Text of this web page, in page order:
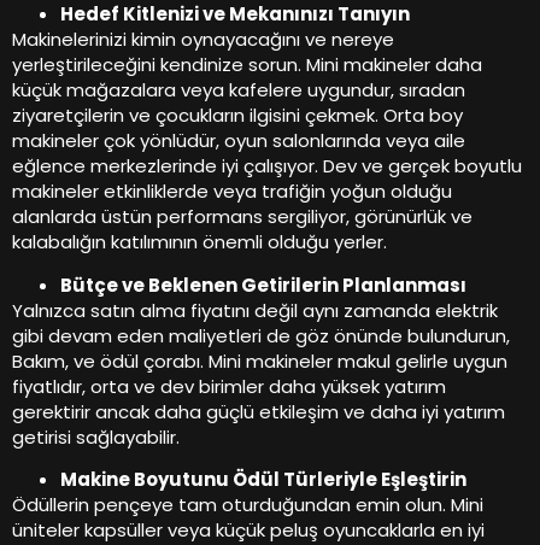
Hedef Kitlenizi ve Mekanınızı Tanıyın
Makinelerinizi kimin oynayacağını ve nereye
yerleştirileceğini kendinize sorun. Mini makineler daha
küçük mağazalara veya kafelere uygundur, sıradan
ziyaretçilerin ve çocukların ilgisini çekmek. Orta boy
makineler çok yönlüdür, oyun salonlarında veya aile
eğlence merkezlerinde iyi çalışıyor. Dev ve gerçek boyutlu
makineler etkinliklerde veya trafiğin yoğun olduğu
alanlarda üstün performans sergiliyor, görünürlük ve
kalabalığın katılımının önemli olduğu yerler.
Bütçe ve Beklenen Getirilerin Planlanması
Yalnızca satın alma fiyatını değil aynı zamanda elektrik
gibi devam eden maliyetleri de göz önünde bulundurun,
Bakım, ve ödül çorabı. Mini makineler makul gelirle uygun
fiyatlıdır, orta ve dev birimler daha yüksek yatırım
gerektirir ancak daha güçlü etkileşim ve daha iyi yatırım
getirisi sağlayabilir.
Makine Boyutunu Ödül Türleriyle Eşleştirin
Ödüllerin pençeye tam oturduğundan emin olun. Mini
üniteler kapsüller veya küçük peluş oyuncaklarla en iyi